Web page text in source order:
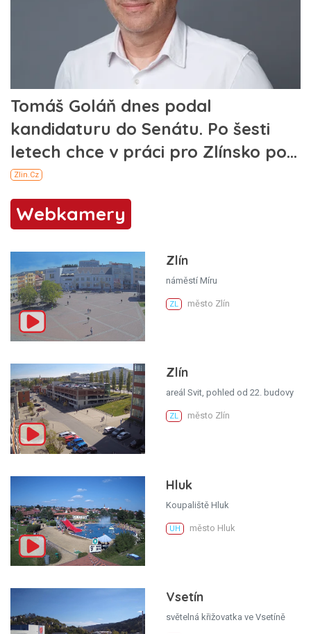
Webkamery
Zlín
náměstí Míru
ZL město Zlín
Zlín
areál Svit, pohled od 22. budovy
ZL město Zlín
Hluk
Koupaliště Hluk
UH město Hluk
Vsetín
světelná křižovatka ve Vsetíně